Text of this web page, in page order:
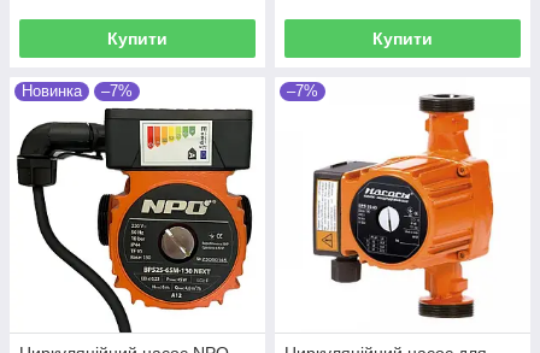
Купити Купити
Новинка –7% –7%